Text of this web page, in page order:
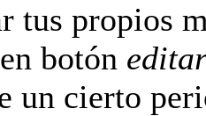
tus propios
botón
un cierto